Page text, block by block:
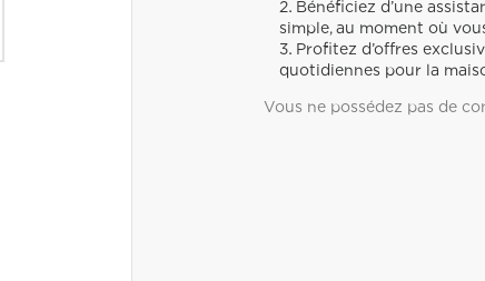
Bénéficiez d’une
simple, au moment où
Profitez d’offres
quotidiennes pour la
Vous ne possédez pas de